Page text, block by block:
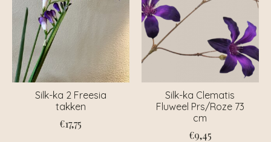
Silk-ka 2 Freesia
takken
€17,75
Silk-ka Clematis
Fluweel Prs/Roze 73
cm
€9,45